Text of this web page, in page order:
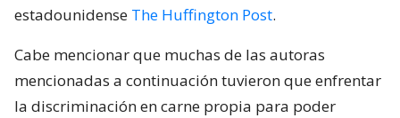
estadounidense The Huffington Post.
Cabe mencionar que muchas de las autoras
mencionadas a continuación tuvieron que enfrentar
la discriminación en carne propia para poder